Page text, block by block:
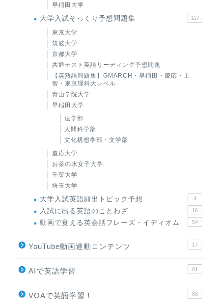
早稲田大学
大学入試そっくり予想問題集 117
東京大学
筑波大学
京都大学
共通テスト英語リーディング予想問題
【英熟語問題集】GMARCH・早稲田・慶応・上
智・東京理科大レベル
青山学院大学
早稲田大学
法学部
人間科学部
文化構想学部・文学部
慶応大学
お茶の水女子大学
千葉大学
埼玉大学
大学入試英語頻出トピック予想 4
入試に出る英語のことわざ 16
動画で覚える英会話フレーズ・イディオム 54
YouTube動画連動コンテンツ 17
AIで英語学習 61
VOAで英語学習！ 83